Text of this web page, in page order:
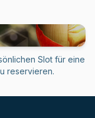
Slot für eine
reservieren.